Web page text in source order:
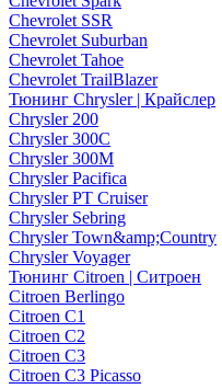
Chevrolet SSR
Chevrolet Suburban
Chevrolet Tahoe
Chevrolet TrailBlazer
Тюнинг Chrysler | Крайслер
Chrysler 200
Chrysler 300C
Chrysler 300M
Chrysler Pacifica
Chrysler PT Cruiser
Chrysler Sebring
Chrysler Town&amp;Country
Chrysler Voyager
Тюнинг Citroen | Ситроен
Citroen Berlingo
Citroen C1
Citroen C2
Citroen C3
Citroen C3 Picasso